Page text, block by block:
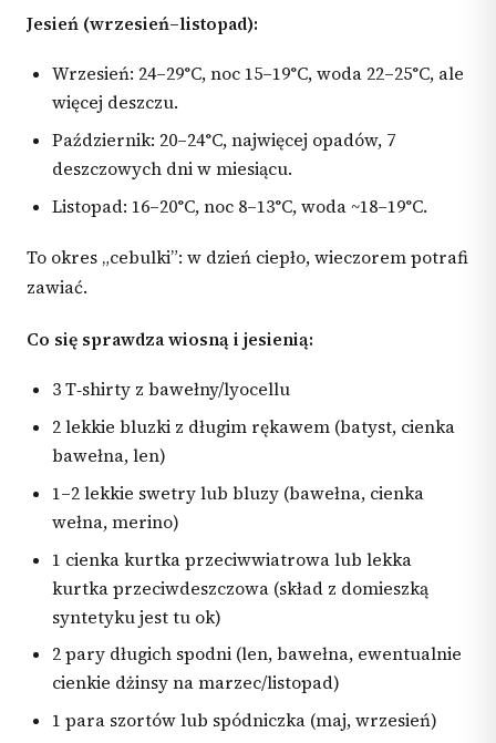
Jesień (wrzesień–listopad):
Wrzesień: 24–29°C, noc 15–19°C, woda 22–25°C, ale
więcej deszczu.
Październik: 20–24°C, najwięcej opadów, 7
deszczowych dni w miesiącu.
Listopad: 16–20°C, noc 8–13°C, woda ~18–19°C.
To okres „cebulki”: w dzień ciepło, wieczorem potrafi
zawiać.
Co się sprawdza wiosną i jesienią:
3 T‑shirty z bawełny/lyocellu
2 lekkie bluzki z długim rękawem (batyst, cienka
bawełna, len)
1–2 lekkie swetry lub bluzy (bawełna, cienka
wełna, merino)
1 cienka kurtka przeciwwiatrowa lub lekka
kurtka przeciwdeszczowa (skład z domieszką
syntetyku jest tu ok)
2 pary długich spodni (len, bawełna, ewentualnie
cienkie dżinsy na marzec/listopad)
1 para szortów lub spódniczka (maj, wrzesień)